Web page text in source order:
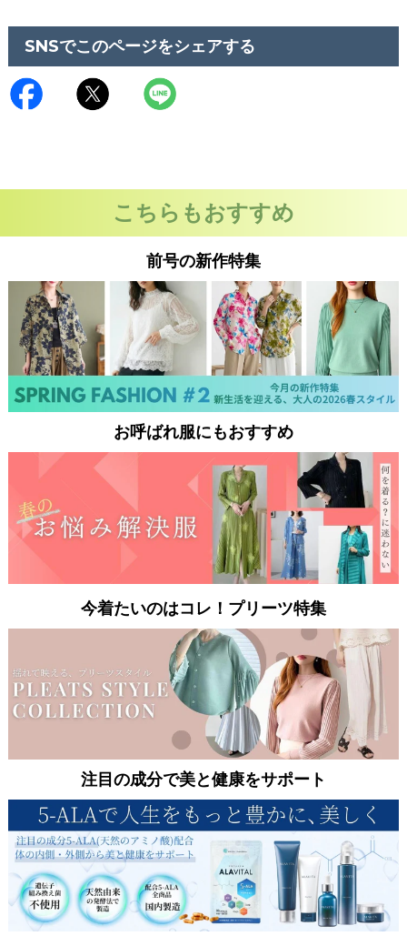
SNSでこのページをシェアする
こちらもおすすめ
前号の新作特集
お呼ばれ服にもおすすめ
今着たいのはコレ！プリーツ特集
注目の成分で美と健康をサポート